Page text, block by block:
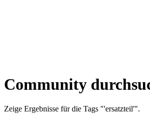
Community
Zeige Ergebnisse für die Tags "'ersatzteil'".